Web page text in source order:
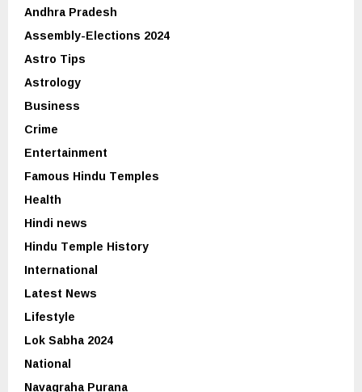
Andhra Pradesh
Assembly-Elections 2024
Astro Tips
Astrology
Business
Crime
Entertainment
Famous Hindu Temples
Health
Hindi news
Hindu Temple History
International
Latest News
Lifestyle
Lok Sabha 2024
National
Navagraha Purana